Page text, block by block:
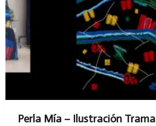
Perla Mía – Ilustración Trama